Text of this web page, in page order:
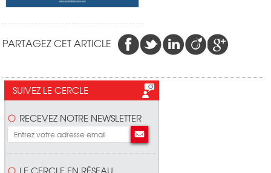
PARTAGEZ CET ARTICLE
SUIVEZ LE CERCLE
RECEVEZ NOTRE NEWSLETTER
LE CERCLE EN RÉSEAU